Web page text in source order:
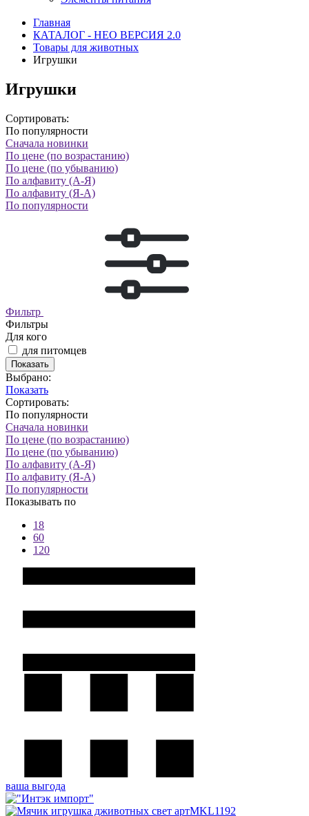
Главная
КАТАЛОГ - НЕО ВЕРСИЯ 2.0
Товары для животных
Игрушки
Игрушки
Сортировать:
По популярности
Сначала новинки
По цене (по возрастанию)
По цене (по убыванию)
По алфавиту (А-Я)
По алфавиту (Я-А)
По популярности
Фильтр
Фильтры
Для кого
для питомцев
Показать
Выбрано:
Показать
Сортировать:
По популярности
Сначала новинки
По цене (по возрастанию)
По цене (по убыванию)
По алфавиту (А-Я)
По алфавиту (Я-А)
По популярности
Показывать по
18
60
120
ваша выгода